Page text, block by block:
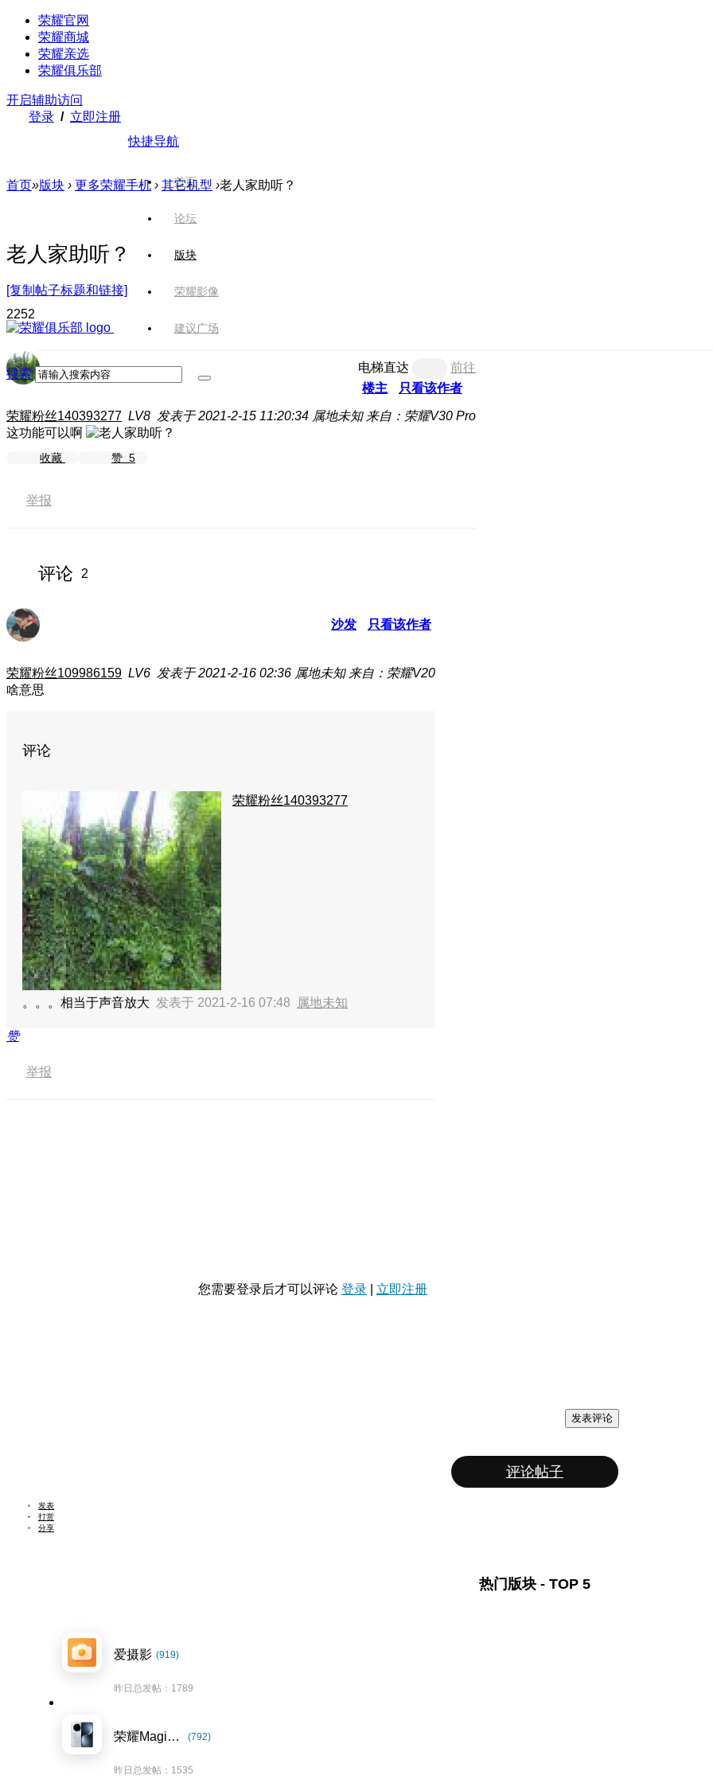
荣耀官网
荣耀商城
荣耀亲选
荣耀俱乐部
开启辅助访问
登录 / 立即注册
快捷导航
首页
论坛
版块
荣耀影像
建议广场
搜索
首页»版块 › 更多荣耀手机 › 其它机型 ›老人家助听？
老人家助听？
[复制帖子标题和链接]
2252
电梯直达
前往
楼主
只看该作者
荣耀粉丝140393277 LV8 发表于 2021-2-15 11:20:34 属地未知 来自：荣耀V30 Pro
这功能可以啊
收藏 赞 5
举报
评论 2
沙发 只看该作者
荣耀粉丝109986159 LV6 发表于 2021-2-16 02:36 属地未知 来自：荣耀V20
啥意思
评论
荣耀粉丝140393277
。。。相当于声音放大 发表于 2021-2-16 07:48 属地未知
赞
举报
您需要登录后才可以评论 登录 立即注册
发表评论
评论帖子
发表
打赏
分享
热门版块 - TOP 5
爱摄影 (919)
昨日总发帖：1789
荣耀Magic7系列 (792)
昨日总发帖：1535